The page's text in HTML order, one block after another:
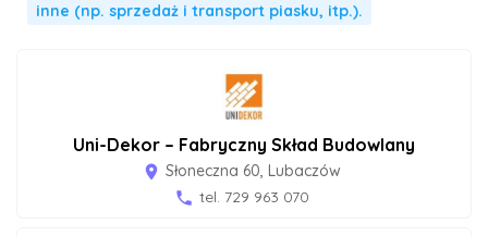
inne (np. sprzedaż i transport piasku, itp.).
Uni-Dekor – Fabryczny Skład Budowlany
room Słoneczna 60, Lubaczów
phone tel. 729 963 070